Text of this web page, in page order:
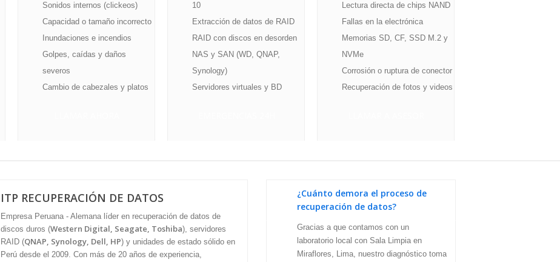
Sonidos internos (clickeos)
Capacidad o tamaño incorrecto
Inundaciones e incendios
Golpes, caídas y daños
severos
Cambio de cabezales y platos
10
Extracción de datos de RAID
RAID con discos en desorden
NAS y SAN (WD, QNAP,
Synology)
Servidores virtuales y BD
Lectura directa de chips NAND
Fallas en la electrónica
Memorias SD, CF, SSD M.2 y
NVMe
Corrosión o ruptura de conector
Recuperación de fotos y videos
ITP RECUPERACIÓN DE DATOS
Empresa Peruana - Alemana líder en recuperación de datos de
discos duros (Western Digital, Seagate, Toshiba), servidores
RAID (QNAP, Synology, Dell, HP) y unidades de estado sólido en
Perú desde el 2009. Con más de 20 años de experiencia,
¿Cuánto demora el proceso de
recuperación de datos?
Gracias a que contamos con un
laboratorio local con Sala Limpia en
Miraflores, Lima, nuestro diagnóstico toma